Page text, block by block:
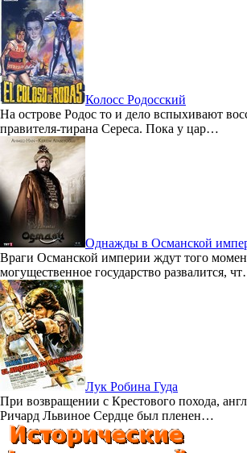
Колосс Родосский
На острове Родос то и дело вспыхивают
правителя-тирана Сереса. Пока у цар…
Однажды в Османской
Враги Османской империи ждут того
могущественное государство развалится,
Лук Робина Гуда
При возвращении с Крестового похода,
Ричард Львиное Сердце был пленен…